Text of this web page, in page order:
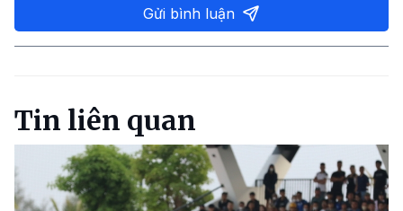
Gửi bình luận
Tin liên quan